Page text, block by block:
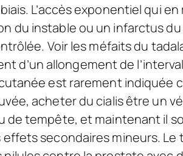
L’accès exponentiel qui
du instable ou un infarctus
Voir les méfaits du
d’un allongement de
est rarement indiquée
acheter du cialis être un
de tempête, et maintenant il
secondaires mineurs. Le